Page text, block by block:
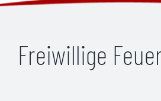
Freiwillige